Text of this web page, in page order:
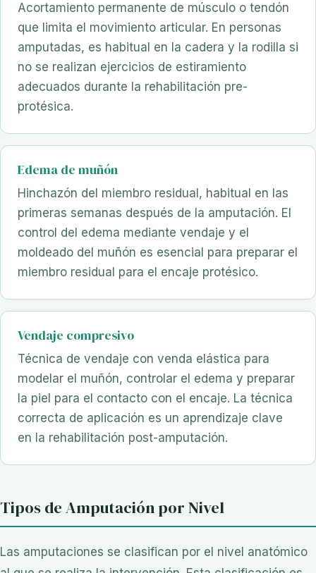
Acortamiento permanente de músculo o tendón
que limita el movimiento articular. En personas
amputadas, es habitual en la cadera y la rodilla si
no se realizan ejercicios de estiramiento
adecuados durante la rehabilitación pre-
protésica.
Edema de muñón
Hinchazón del miembro residual, habitual en las
primeras semanas después de la amputación. El
control del edema mediante vendaje y el
moldeado del muñón es esencial para preparar el
miembro residual para el encaje protésico.
Vendaje compresivo
Técnica de vendaje con venda elástica para
modelar el muñón, controlar el edema y preparar
la piel para el contacto con el encaje. La técnica
correcta de aplicación es un aprendizaje clave
en la rehabilitación post-amputación.
Tipos de Amputación por Nivel
Las amputaciones se clasifican por el nivel anatómico